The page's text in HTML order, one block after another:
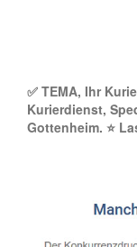
✅ TEMA, Ihr
Kurierdienst,
Gottenheim. ⭐